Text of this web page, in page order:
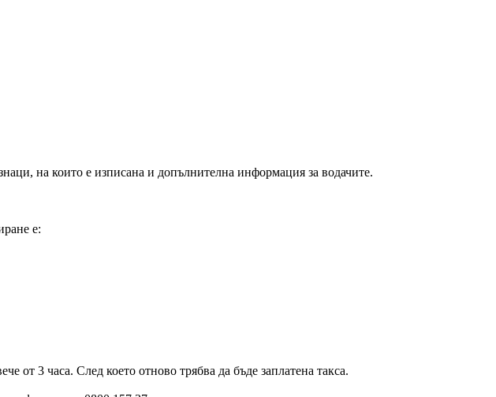
на които е изписана и допълнителна информация за водачите.
е:
от 3 часа. След което отново трябва да бъде заплатена такса.